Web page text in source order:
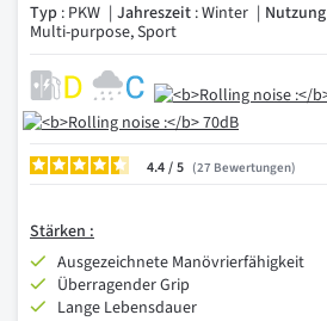
Typ : PKW Jahreszeit : Winter Nutzung
Multi-purpose, Sport
4.4/ 27 Bewertungen
Stärken :
Ausgezeichnete Manövrierfähigkeit
Überragender Grip
Lange Lebensdauer